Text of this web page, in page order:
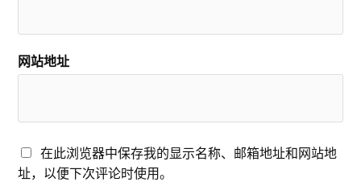
网站地址
在此浏览器中保存我的显示名称、邮箱地址和网站地
址，以便下次评论时使用。